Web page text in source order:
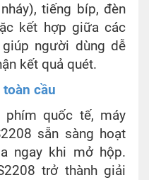
tiếng bíp, đèn
kết hợp giữa các
người dùng dễ
kết quả quét.
cầu
quốc tế, máy
sẵn sàng hoạt
ngay khi mở hộp.
trở thành giải